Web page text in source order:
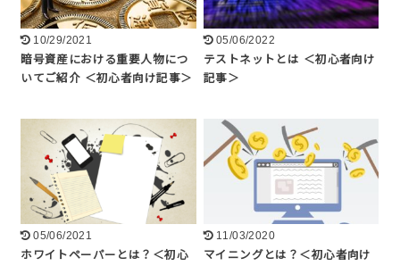
10/29/2021
暗号資産における重要人物につ
いてご紹介 ＜初心者向け記事＞
05/06/2022
テストネットとは ＜初心者向け
記事＞
05/06/2021
ホワイトペーパーとは？＜初心
11/03/2020
マイニングとは？＜初心者向け